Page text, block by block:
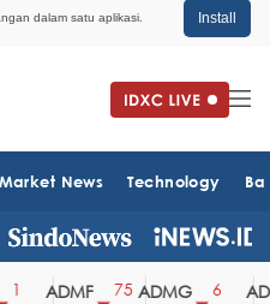
dalam satu aplikasi. Install
Market News Technology
ADMF
75 ADMG